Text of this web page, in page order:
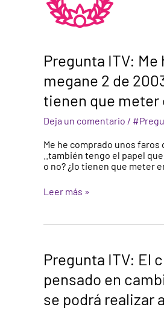
Pregunta ITV:
megane 2 de
tienen que meter
Deja un comentario /
Me he comprado unos
..también tengo el papel
o no? ¿lo tienen que meter
comprado
unos
un
megane
2
de
2003,
mi
pregunta
es
¿si
lo
a
la
tienen
meter
en
la
Leer más »
Pregunta ITV: El
pensado en
se podrá realizar
Pregunta
ITV:
El
cristal
del
techo